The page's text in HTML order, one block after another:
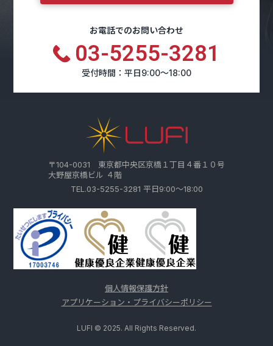
お電話でのお問い合わせ
03-5255-3281
受付時間：平日9:00～18:00
〒104-0031 東京都中央区京橋１丁目４番１０号
大野屋京橋ビル ４階
TEL.03-5255-3281 平日9:00～18:00
個人情報保護方針
アプリケーション・プライバシーポリシー
LUFI © 2025. All Rights Reserved.